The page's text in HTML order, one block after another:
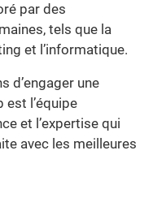
par des
tels que la
et l’informatique.
d’engager une
l’équipe
et l’expertise qui
avec les meilleures